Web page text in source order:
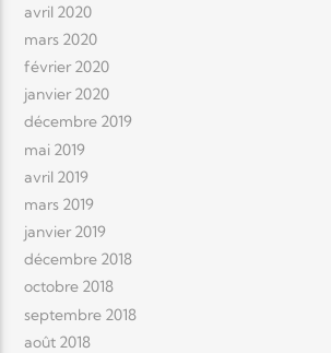
avril 2020
mars 2020
février 2020
janvier 2020
décembre 2019
mai 2019
avril 2019
mars 2019
janvier 2019
décembre 2018
octobre 2018
septembre 2018
août 2018